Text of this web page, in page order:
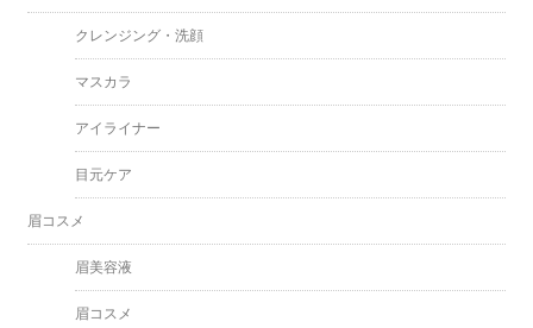
クレンジング・洗顔
マスカラ
アイライナー
目元ケア
眉コスメ
眉美容液
眉コスメ